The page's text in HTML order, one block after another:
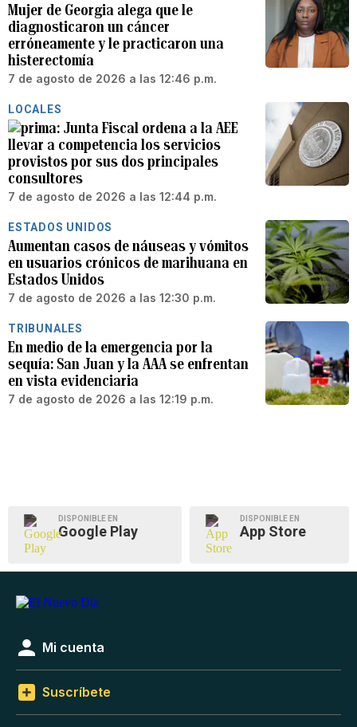
Mujer de Georgia alega que le
diagnosticaron un cáncer
erróneamente y le practicaron una
histerectomía
7 de agosto de 2026 a las 12:46 p.m.
LOCALES
Junta Fiscal ordena a la AEE
llevar a competencia los servicios
provistos por sus dos principales
consultores
7 de agosto de 2026 a las 12:44 p.m.
ESTADOS UNIDOS
Aumentan casos de náuseas y vómitos
en usuarios crónicos de marihuana en
Estados Unidos
7 de agosto de 2026 a las 12:30 p.m.
TRIBUNALES
En medio de la emergencia por la
sequía: San Juan y la AAA se enfrentan
en vista evidenciaria
7 de agosto de 2026 a las 12:19 p.m.
DISPONIBLE EN
Google Play
DISPONIBLE EN
App Store
Mi cuenta
Suscríbete